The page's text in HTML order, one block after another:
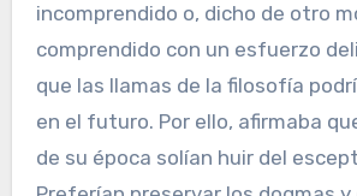
incomprendido o, dicho de otro
comprendido con un esfuerzo
que las llamas de la filosofía
en el futuro. Por ello, afirmaba
de su época solían huir del